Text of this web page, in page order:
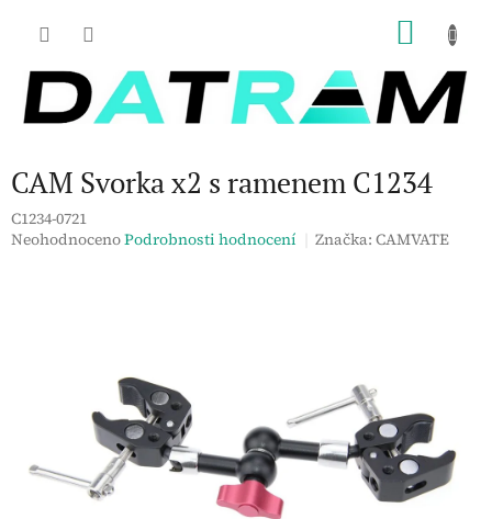
CAM Svorka x2 s ramenem C1234
C1234-0721
Průměrné
NeohodnocenoPodrobnosti hodnocení Značka:CAMVATE